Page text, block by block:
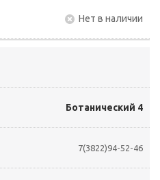
Нет в наличии
Ботанический 4
7(3822)94-52-46